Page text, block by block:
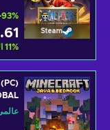
Steam
93%
11%